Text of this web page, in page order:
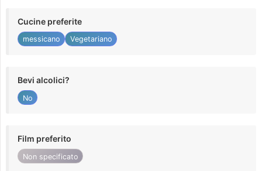
Cucine preferite
messicano Vegetariano
Bevi alcolici?
No
Film preferito
Non specificato